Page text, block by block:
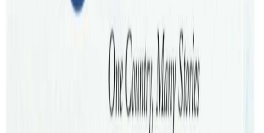
सामुदायिक केन्द्र निर्माण गर्न ४ हेक्टर जमिन खरिद गर्न ११ लाख डलर
जति संकलन गरिसकेको छ । जग्गा किन्न मात्र साढे १४ लाख डलर
खर्च हुने क्युएसिसिले जनाएको छ । क्युएनसिसिले आजिवन सदस्यता
तथा चन्दामार्फत सहयोग जुटाइरहेको छ ।
ब्रिजवेनको स्ट्राथपाइन सामुदायिक हलमा सेप्टम्बर ८ तारिखमा हुन
लागेको नाइस तिज मेलाले टिकट बिक्रीबाट उठेको ७५ प्रतिशत रकम